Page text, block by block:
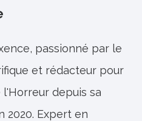
passionné par le
et rédacteur pour
l'Horreur depuis sa
2020. Expert en